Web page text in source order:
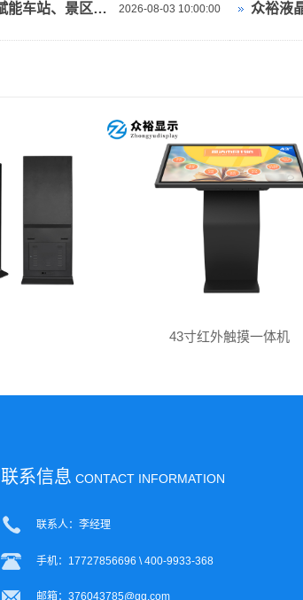
2026-08-03 10:00:00
众裕网络广告机厂商｜赋能车站、景区、酒店数字化信息传播
43寸红外触摸一体机
联系信息 CONTACT INFORMATION
联系人：李经理
手机：17727856696 \ 400-9933-368
邮箱：376043785@qq.com